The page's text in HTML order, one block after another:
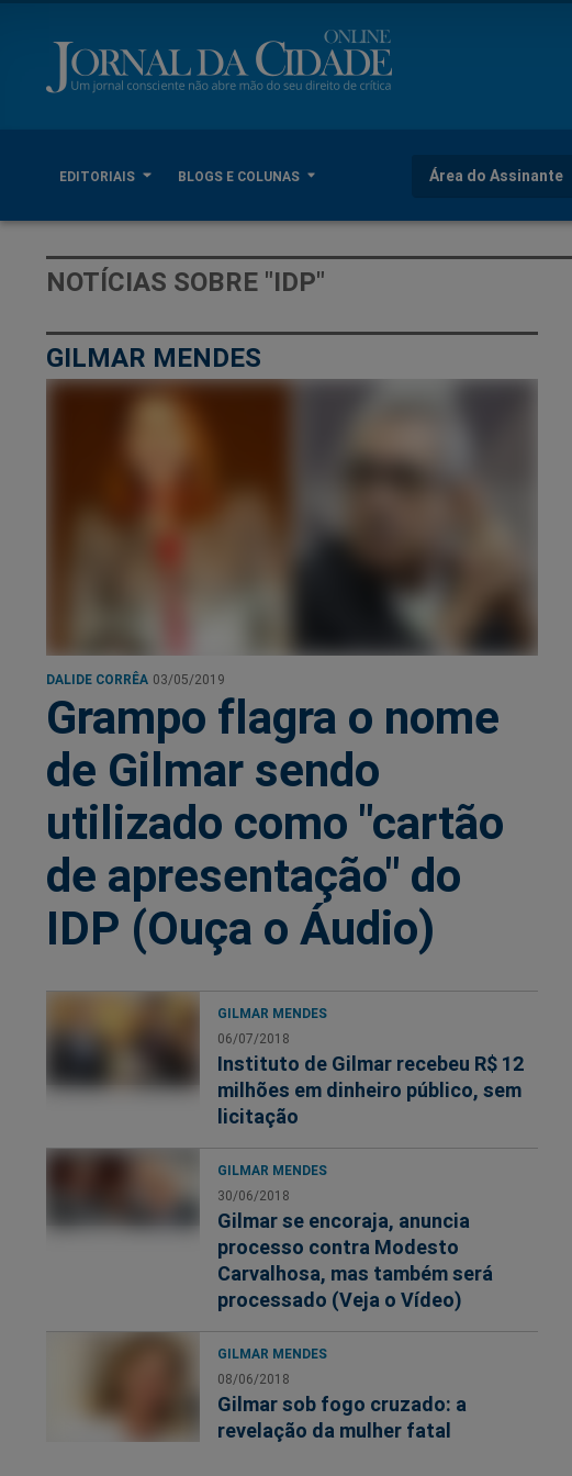
EDITORIAIS BLOGS E COLUNAS Área do Assinante
NOTÍCIAS SOBRE "IDP"
GILMAR MENDES
DALIDE CORRÊA 03/05/2019
Grampo flagra o nome
de Gilmar sendo
utilizado como "cartão
de apresentação" do
IDP (Ouça o Áudio)
GILMAR MENDES
06/07/2018
Instituto de Gilmar recebeu R$ 12
milhões em dinheiro público, sem
licitação
GILMAR MENDES
30/06/2018
Gilmar se encoraja, anuncia
processo contra Modesto
Carvalhosa, mas também será
processado (Veja o Vídeo)
GILMAR MENDES
08/06/2018
Gilmar sob fogo cruzado: a
revelação da mulher fatal